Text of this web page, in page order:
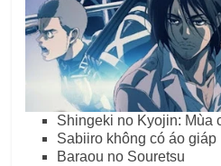
Shingeki no Kyojin: Mùa
Sabiiro không có áo giáp
Baraou no Souretsu